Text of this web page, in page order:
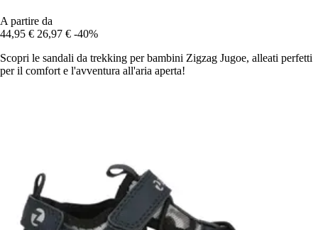
A partire da
44,95 € 26,97 € -40%
Scopri le sandali da trekking per bambini Zigzag Jugoe, alleati perfetti
per il comfort e l'avventura all'aria aperta!